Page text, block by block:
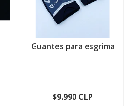
Guantes para esgrima
$9.990 CLP